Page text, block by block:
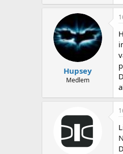
Hupsey
Medlem